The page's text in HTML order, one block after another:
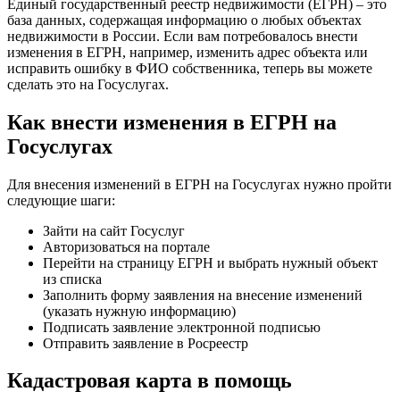
Единый государственный реестр недвижимости (ЕГРН) – это
база данных, содержащая информацию о любых объектах
недвижимости в России. Если вам потребовалось внести
изменения в ЕГРН, например, изменить адрес объекта или
исправить ошибку в ФИО собственника, теперь вы можете
сделать это на Госуслугах.
Как внести изменения в ЕГРН на
Госуслугах
Для внесения изменений в ЕГРН на Госуслугах нужно пройти
следующие шаги:
Зайти на сайт Госуслуг
Авторизоваться на портале
Перейти на страницу ЕГРН и выбрать нужный объект
из списка
Заполнить форму заявления на внесение изменений
(указать нужную информацию)
Подписать заявление электронной подписью
Отправить заявление в Росреестр
Кадастровая карта в помощь